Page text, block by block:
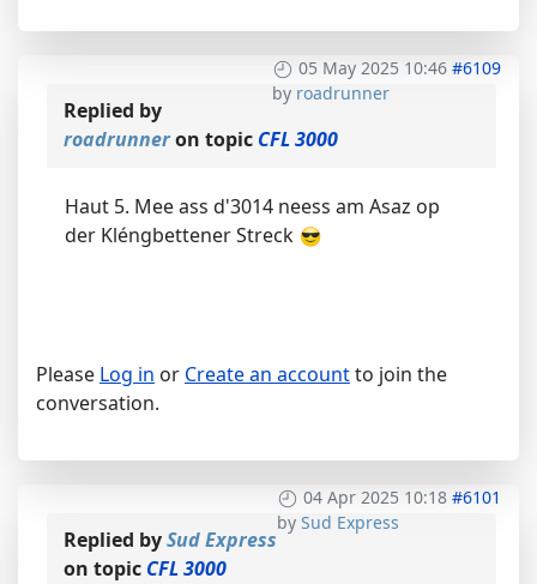
05 May 2025 10:46 #6109
by roadrunner
Replied by
roadrunneron topic CFL 3000
Haut 5. Mee ass d'3014 neess am Asaz op
der Kléngbettener Streck
Please Log in or Create an accountto join the
conversation.
04 Apr 2025 10:18 #6101
by Sud Express
Replied bySud Express
on topic CFL 3000